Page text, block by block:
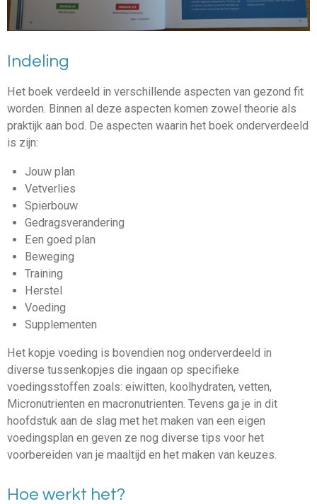
Indeling
Het boek verdeeld in verschillende aspecten van gezond fit
worden. Binnen al deze aspecten komen zowel theorie als
praktijk aan bod. De aspecten waarin het boek onderverdeeld
is zijn:
Jouw plan
Vetverlies
Spierbouw
Gedragsverandering
Een goed plan
Beweging
Training
Herstel
Voeding
Supplementen
Het kopje voeding is bovendien nog onderverdeeld in
diverse tussenkopjes die ingaan op specifieke
voedingsstoffen zoals: eiwitten, koolhydraten, vetten,
Micronutrienten en macronutrienten. Tevens ga je in dit
hoofdstuk aan de slag met het maken van een eigen
voedingsplan en geven ze nog diverse tips voor het
voorbereiden van je maaltijd en het maken van keuzes.
Hoe werkt het?